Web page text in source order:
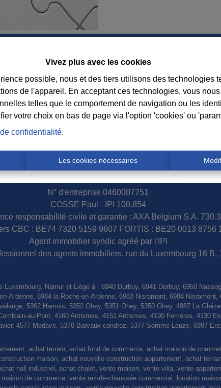
Vivez plus avec les cookies
possible, nous et des tiers utilisons des technologies
de l'appareil. En acceptant ces technologies, vous
telles que le comportement de navigation ou les
votre choix en bas de page via l'option 'cookies' ou
confidentialité.
Les cookies nécessaires
Contact
Immobilière Cosse
Rue Jean de Bohême 5
6940 DURBUY
Tel.:
conseils
N° d'entreprise 0460007751
COSSE Paul - IPI 100.854
responsabilité civile et garantie : AXA Belgium S.A.
CBC : BE74 7320 5159 9607 FORTIS : BE20 0013 8756
Agent immobilier syndic agréé par l'IPI
des agents immobiliers, rue du Luxembourg 16 B,
Luxembourg, Namur et Liège à : 6940 Durbuy, 6941 Durbuy, 6950
Ardenne, 6984 la Roche-en-Ardenne, 6983 Nisramont, 6984
5362 Hamois, 5352 Ohey, 5351 Ohey, 5350 Ohey, 4987 La
au-Pont, 4160 Antismes, 4151 Antismes, 4190 Ferrières, 4130
4577 Modave, 5370 Barvaux-condroz, 5377 Somme-Leuze, 6997
achat terrain, achat fond de commerce, achat maison de
maison, achat nouvelle construction appartement, achat
hall industriel, achat chalet, vente maison, vente villa, vente
de commerce, vente rez-de-chaussée commercial, location